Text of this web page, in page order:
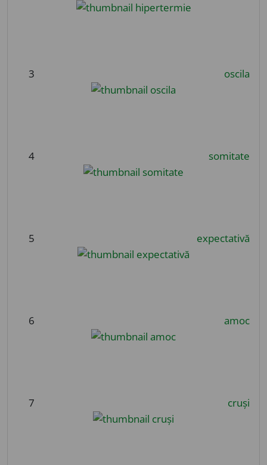
3 oscila
4 somitate
5 expectativă
6 amoc
7 cruși